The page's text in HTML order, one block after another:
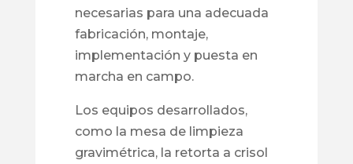
necesarias para una adecuada
fabricación, montaje,
implementación y puesta en
marcha en campo.
Los equipos desarrollados,
como la mesa de limpieza
gravimétrica, la retorta a crisol